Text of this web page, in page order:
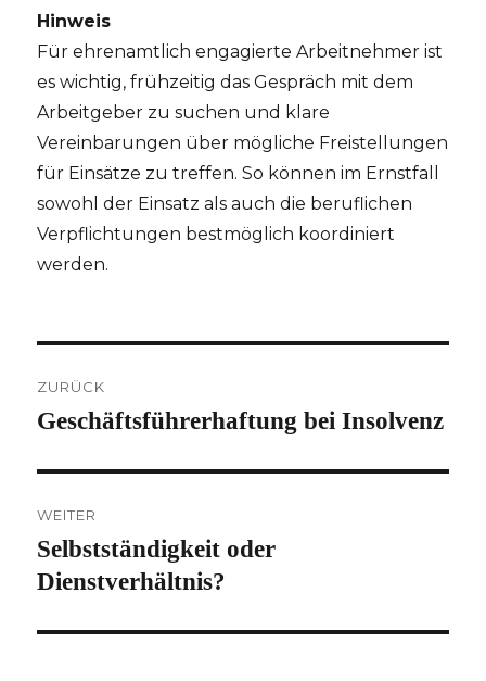
Hinweis
Für ehrenamtlich engagierte Arbeitnehmer ist
es wichtig, frühzeitig das Gespräch mit dem
Arbeitgeber zu suchen und klare
Vereinbarungen über mögliche Freistellungen
für Einsätze zu treffen. So können im Ernstfall
sowohl der Einsatz als auch die beruflichen
Verpflichtungen bestmöglich koordiniert
werden.
ZURÜCK
Vorheriger
Geschäftsführerhaftung bei Insolvenz
WEITER
Nächster
Beitrag:
Selbstständigkeit oder
Dienstverhältnis?